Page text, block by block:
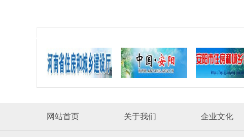
网站首页 关于我们 企业文化